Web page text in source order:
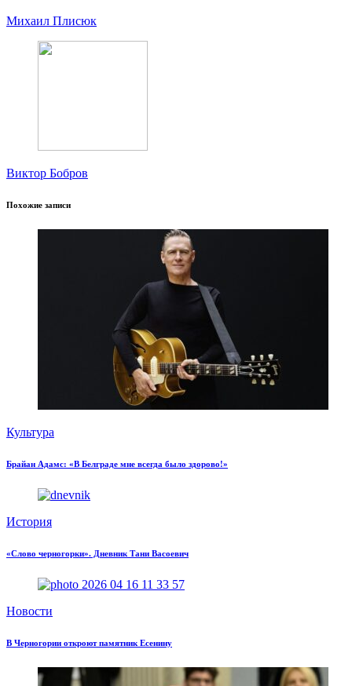
Михаил Плисюк
Виктор Бобров
Похожие записи
Культура
Брайан Адамс: «В Белграде мне всегда было здорово!»
История
«Слово черногорки». Дневник Тани Васоевич
Новости
В Черногории откроют памятник Есенину